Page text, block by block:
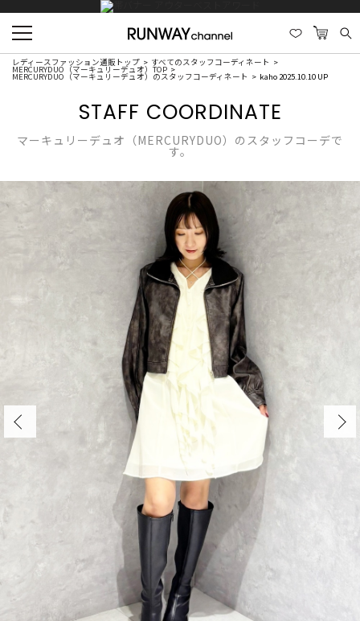
レディースファッション通販トップ すべてのスタッフコーディネート
MERCURYDUO（マーキュリーデュオ）TOP
MERCURYDUO（マーキュリーデュオ）のスタッフコーディネート kaho 2025.10.10 UP
STAFF COORDINATE
マーキュリーデュオ（MERCURYDUO）のスタッフコーデで
す。